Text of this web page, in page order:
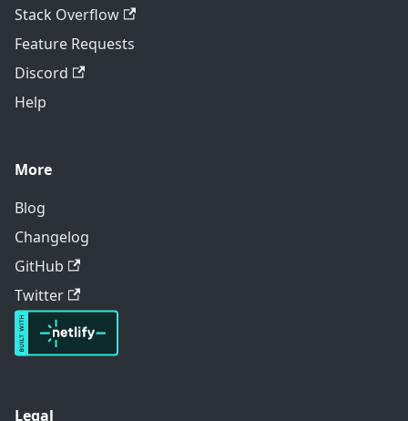
Stack Overflow
Feature Requests
Discord
Help
More
Blog
Changelog
GitHub
Twitter
Legal